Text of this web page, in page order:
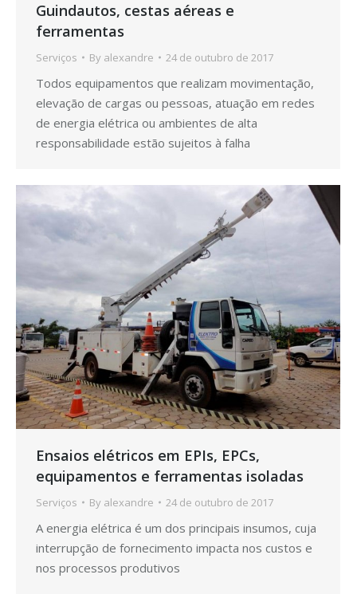
Guindautos, cestas aéreas e
ferramentas
Serviços By alexandre 24 de outubro de 2017
Todos equipamentos que realizam movimentação,
elevação de cargas ou pessoas, atuação em redes
de energia elétrica ou ambientes de alta
responsabilidade estão sujeitos à falha
Ensaios elétricos em EPIs, EPCs,
equipamentos e ferramentas isoladas
Serviços By alexandre 24 de outubro de 2017
A energia elétrica é um dos principais insumos, cuja
interrupção de fornecimento impacta nos custos e
nos processos produtivos